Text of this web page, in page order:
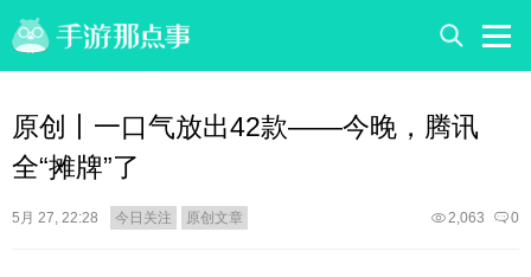
原创丨一口气放出42款——今晚，腾讯
全“摊牌”了
5月 27, 22:28 今日关注 原创文章 0
2,063